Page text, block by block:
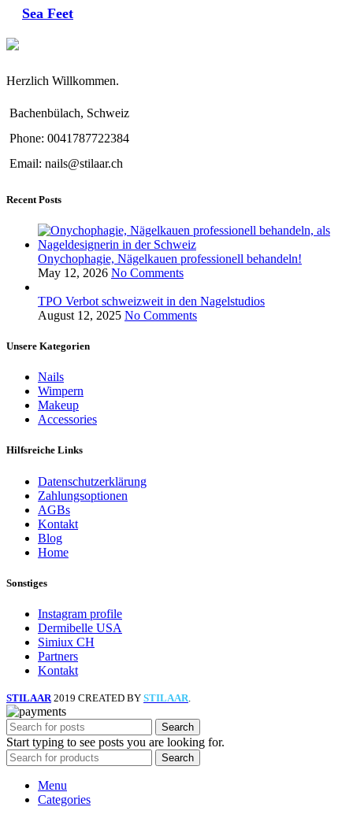
Sea Feet
Herzlich Willkommen.
Bachenbülach, Schweiz
Phone: 0041787722384
Email: nails@stilaar.ch
Recent Posts
Onychophagie, Nägelkauen professionell behandeln!
May 12, 2026 No Comments
TPO Verbot schweizweit in den Nagelstudios
August 12, 2025 No Comments
Unsere Kategorien
Nails
Wimpern
Makeup
Accessories
Hilfsreiche Links
Datenschutzerklärung
Zahlungsoptionen
AGBs
Kontakt
Blog
Home
Sonstiges
Instagram profile
Dermibelle USA
Simiux CH
Partners
Kontakt
STILAAR 2019 CREATED BY STILAAR
Search
Start typing to see posts you are looking for.
Search
Menu
Categories